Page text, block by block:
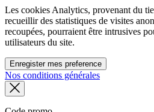
Les cookies Analytics, provenant du
recueillir des statistiques de visites
recoupées, pourraient être intrusives
utilisateurs du site.
Enregister mes preference
Nos conditions générales